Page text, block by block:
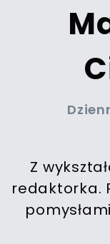
Z
redaktorka.